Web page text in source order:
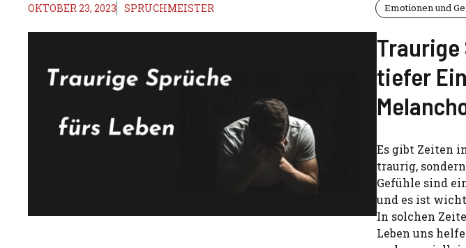
OKTOBER 23, 2023 SPRUCHMEISTER Emotionen und
Traurige
tiefer
Es gibt Zeiten
traurig,
Gefühle sind
und es ist
In solchen
Leben uns